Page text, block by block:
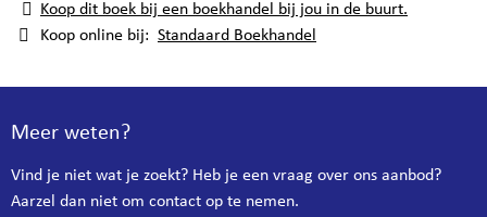
Koop dit boek bij een boekhandel bij jou in de buurt.
Koop online bij: Standaard Boekhandel
Meer weten?
Vind je niet wat je zoekt? Heb je een vraag over ons aanbod?
Aarzel dan niet om contact op te nemen.